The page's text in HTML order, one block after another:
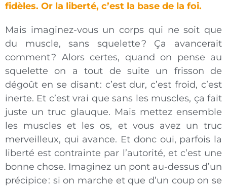
fidèles. Or la liberté, c’est la base de la foi.
Mais imaginez-vous un corps qui ne soit que
du muscle, sans squelette ? Ça avancerait
comment ? Alors certes, quand on pense au
squelette on a tout de suite un frisson de
dégoût en se disant : c’est dur, c’est froid, c’est
inerte. Et c’est vrai que sans les muscles, ça fait
juste un truc glauque. Mais mettez ensemble
les muscles et les os, et vous avez un truc
merveilleux, qui avance. Et donc oui, parfois la
liberté est contrainte par l’autorité, et c’est une
bonne chose. Imaginez un pont au-dessus d’un
précipice : si on marche et que d’un coup on se